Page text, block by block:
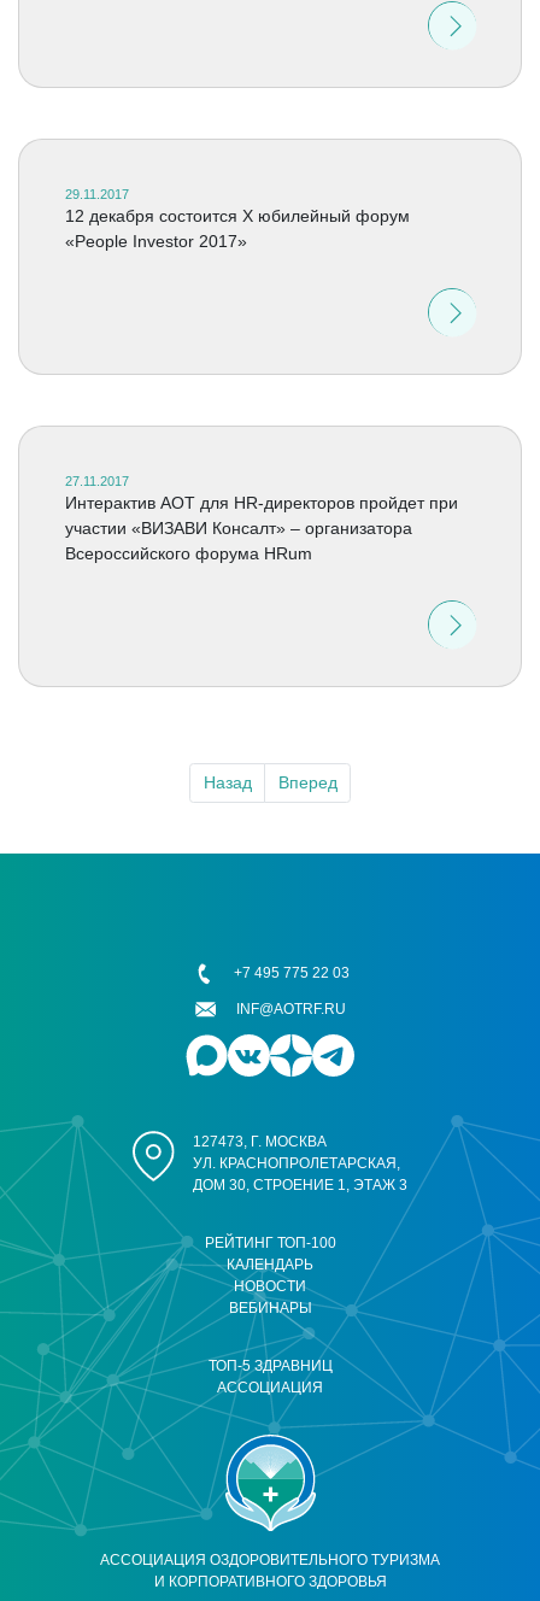
29.11.2017
12 декабря состоится X юбилейный форум
«People Investor 2017»
27.11.2017
Интерактив АОТ для HR-директоров пройдет при
участии «ВИЗАВИ Консалт» – организатора
Всероссийского форума HRum
Назад Вперед
АССОЦИАЦИЯ ОЗДОРОВИТЕЛЬНОГО ТУРИЗМА
И КОРПОРАТИВНОГО ЗДОРОВЬЯ
РЕЙТИНГ ТОП-100
КАЛЕНДАРЬ
НОВОСТИ
ВЕБИНАРЫ
ТОП-5 ЗДРАВНИЦ
АССОЦИАЦИЯ
127473, Г. МОСКВА
УЛ. КРАСНОПРОЛЕТАРСКАЯ,
ДОМ 30, СТРОЕНИЕ 1, ЭТАЖ 3
+7 495 775 22 03
INF@AOTRF.RU